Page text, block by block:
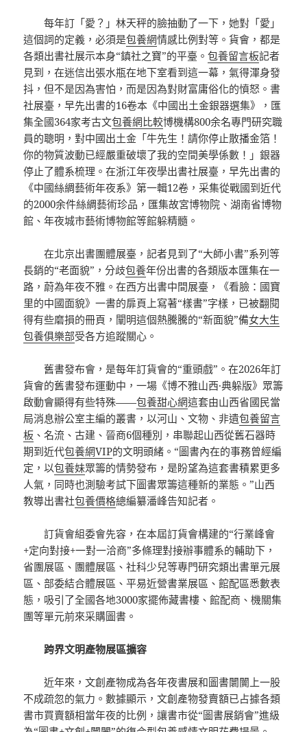
每年訂「愛？」林天秤的臉抽動了一下，她對「愛」
這個詞的定義，必須是包養網情感比例對等。貨會，都是
各類出書社展示本身“鎮社之寶”的平臺。包養留言板記者
見到，在迷信出張水瓶在地下室看到這一幕，氣得渾身發
抖，但不是因為害怕，而是因為對財富庸俗化的憤怒。書
社展臺，早先出書的16卷本《中國出土金銀器選集》，匯
集全國364家考古文包養網比較博機構800余名專門研究職
員的聰明，對中國出土金「牛先生！請你停止散播金箔！
你的物質波動已經嚴重破壞了我的空間美學係數！」銀器
停止了體系梳理。在浙江年夜學出書社展臺，早先出書的
《中國絲綢藝術年夜系》第一輯12卷，采集從戰國到近代
的2000余件絲綢藝術珍品，匯集故宮博物院、湖南省博物
館、年夜城市藝術博物館等館躲精髓。
在北京出書團體展臺，記者見到了“大師小書”系列等
長銷的“老面貌”，分歧包養年份出書的各類版本匯集在一
路，蔚為年夜不雅。在西方出書中間展臺，《看臉：國寶
里的中國面貌》一書的扉頁上寫著“樣書”字樣，已被翻閱
得有些磨損的冊頁，闡明這個熱騰騰的“新面貌”備女大生
包養俱樂部受各方追蹤關心。
舊書發布會，是每年訂貨會的“重頭戲”。在2026年訂
貨會的舊書發布運動中，一場《博不雅山西·典躲版》眾籌
啟動會顯得有些特殊——包養甜心網這套由山西省國民當
局消息辦公室主編的叢書，以河山、文物、非遺包養留言
板 、名流、古建、晉商6個種別，串聯起山西從舊石器時
期到近代包養網VIP的文明頭緒。“圖書內在的事務曾經編
定，以包養妹眾籌的情勢發布，是盼望為這套書積累更多
人氣，同時也測驗考試下圖書眾籌這種新的業態。”山西
教導出書社包養價格總編纂潘峰告知記者。
訂貨會組委會先容，在本屆訂貨會構建的“行業峰會
+定向對接+一對一洽商”多條理對接辦事體系的輔助下，
省團展區、團體展區、社科少兒等專門研究類出書單元展
區、部委結合體展區、平易近營書業展區、館配區悉數表
態，吸引了全國各地3000家擺佈藏書樓、館配商、機關集
團等單元前來采購圖書。
跨界文明產物展區擴容
近年來，文創產物成為各年夜書展和圖書闤闠上一股
不成疏忽的氣力。數據顯示，文創產物發賣額已占據各類
書市買賣額相當年夜的比例，讓書市從“圖書展銷會”進級